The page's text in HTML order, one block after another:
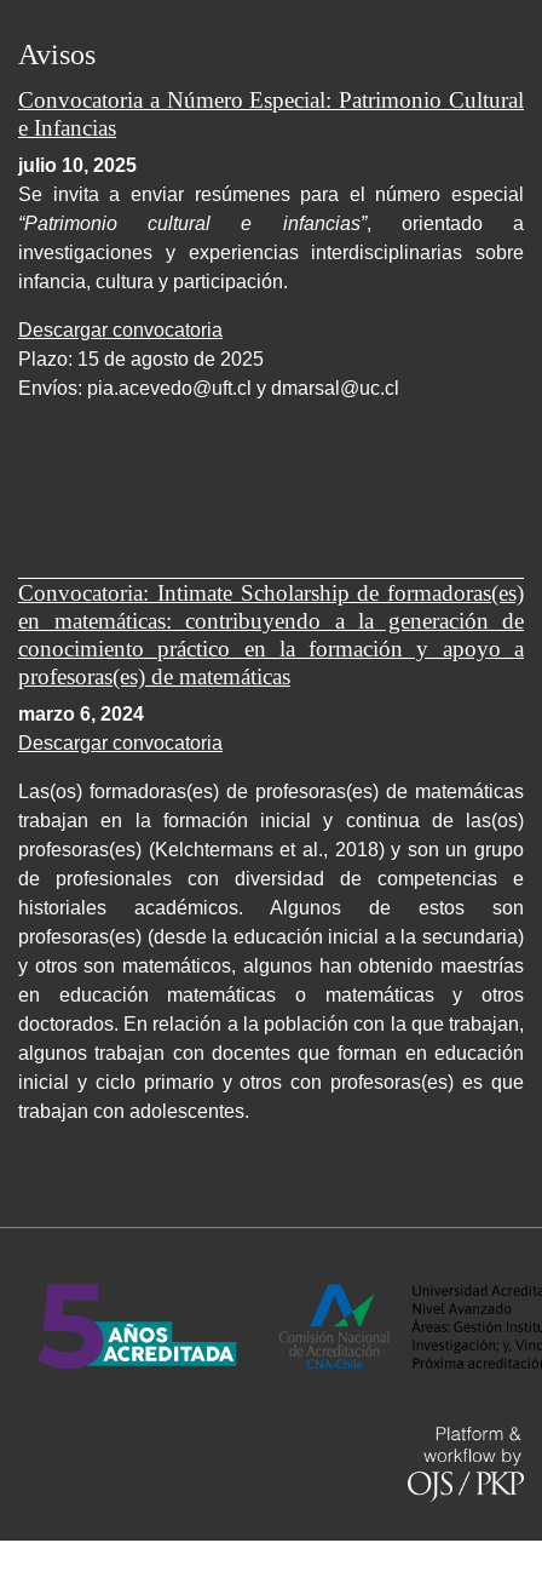
Avisos
Convocatoria a Número Especial: Patrimonio Cultural
e Infancias
julio 10, 2025
Se invita a enviar resúmenes para el número especial
“Patrimonio cultural e infancias”, orientado a
investigaciones y experiencias interdisciplinarias sobre
infancia, cultura y participación.
Descargar convocatoria
Plazo: 15 de agosto de 2025
Envíos: pia.acevedo@uft.cl y dmarsal@uc.cl
Convocatoria: Intimate Scholarship de formadoras(es)
en matemáticas: contribuyendo a la generación de
conocimiento práctico en la formación y apoyo a
profesoras(es) de matemáticas
marzo 6, 2024
Descargar convocatoria
Las(os) formadoras(es) de profesoras(es) de matemáticas
trabajan en la formación inicial y continua de las(os)
profesoras(es) (Kelchtermans et al., 2018) y son un grupo
de profesionales con diversidad de competencias e
historiales académicos. Algunos de estos son
profesoras(es) (desde la educación inicial a la secundaria)
y otros son matemáticos, algunos han obtenido maestrías
en educación matemáticas o matemáticas y otros
doctorados. En relación a la población con la que trabajan,
algunos trabajan con docentes que forman en educación
inicial y ciclo primario y otros con profesoras(es) es que
trabajan con adolescentes.